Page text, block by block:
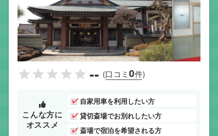
-- (口コミ0件)
こんな方に
オススメ
自家用車を利用したい方
貸切斎場でお別れしたい方
斎場で宿泊を希望される方